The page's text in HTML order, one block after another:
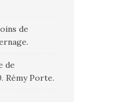
de
de
Rémy Porte.